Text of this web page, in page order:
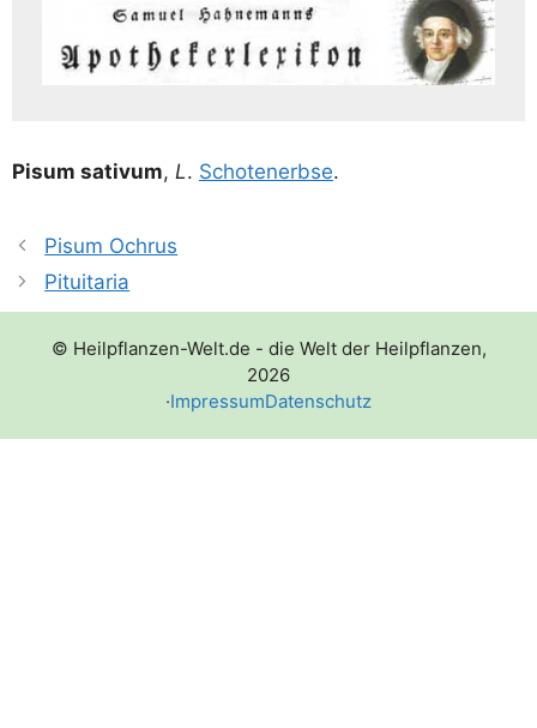
Pisum sati­vum, L. Scho­ten­erb­se.
Pisum Ochrus
Pituitaria
© Heilpflanzen-Welt.de - die Welt der Heilpflanzen,
2026
·ImpressumDatenschutz